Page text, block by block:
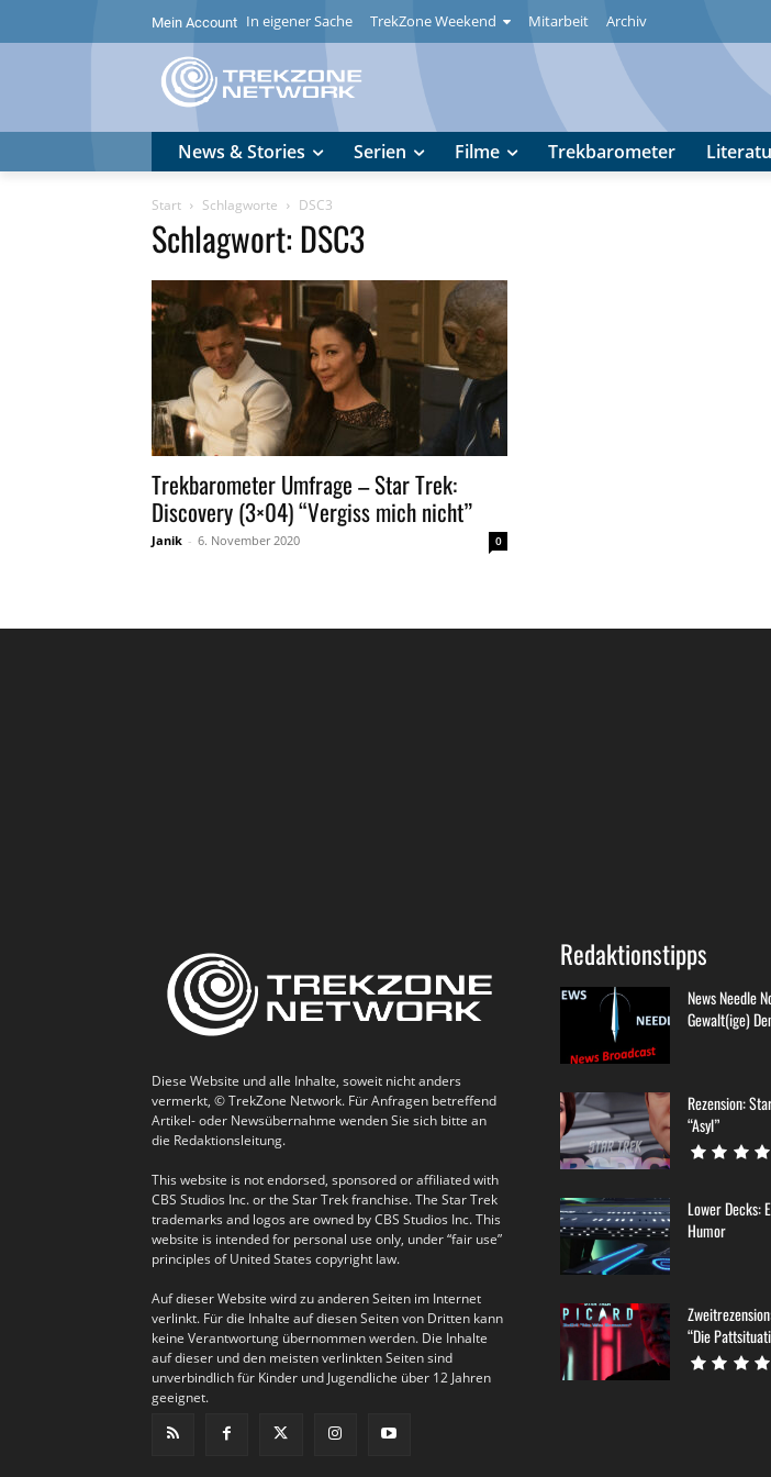
Mein Account In eigener Sache TrekZone Weekend Mitarbeit Archiv
News & Stories Serien Filme Trekbarometer
Start Schlagworte DSC3
Schlagwort: DSC3
Trekbarometer Umfrage – Star Trek:
Discovery (3×04) “Vergiss mich nicht”
Janik - 6. November 2020 0
Diese Website und alle Inhalte, soweit nicht anders
vermerkt, © TrekZone Network. Für Anfragen betreffend
Artikel- oder Newsübernahme wenden Sie sich bitte an
die Redaktionsleitung.
This website is not endorsed, sponsored or affiliated with
CBS Studios Inc. or the Star Trek franchise. The Star Trek
trademarks and logos are owned by CBS Studios Inc. This
website is intended for personal use only, under “fair use”
principles of United States copyright law.
Auf dieser Website wird zu anderen Seiten im Internet
verlinkt. Für die Inhalte auf diesen Seiten von Dritten kann
keine Verantwortung übernommen werden. Die Inhalte
auf dieser und den meisten verlinkten Seiten sind
unverbindlich für Kinder und Jugendliche über 12 Jahren
geeignet.
Redaktionstipps
News Needle
Gewalt(ige)
Rezension:
“Asyl”
Lower Decks:
Humor
“Die